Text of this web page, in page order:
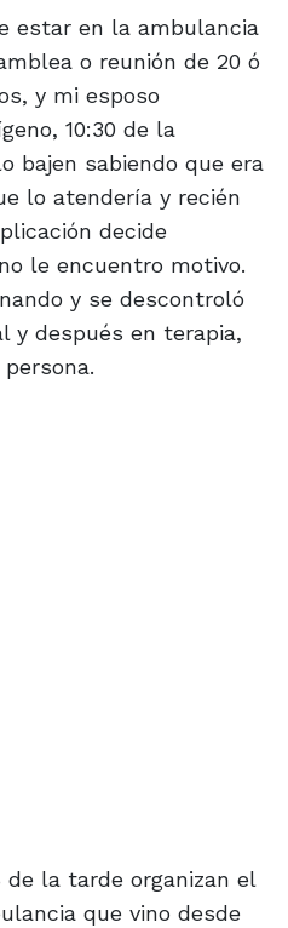
estar en la ambulancia
o reunión de 20 ó
y mi esposo
10:30 de la
bajen sabiendo que era
lo atendería y recién
decide
le encuentro motivo.
y se descontroló
y después en terapia,
la tarde organizan el
que vino desde